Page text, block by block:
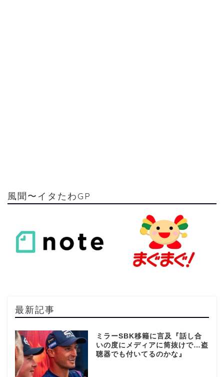
風聞〜イタたわGP
最新記事
ミラーSBK移籍に言及『話し合
いの度にメディアに筒抜けで…盗
聴器でも付いてるのかな』